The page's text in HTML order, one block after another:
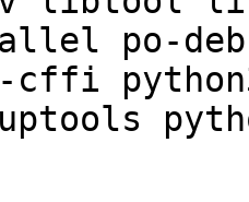
po-
cffi